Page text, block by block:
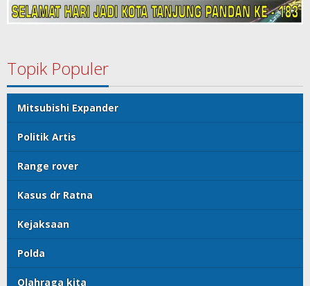
Topik Populer
Mitsubishi Expander
Politik Artis
Range rover
Kasus dr Ratna
Kejaksaan
Polda
Olahraga kita